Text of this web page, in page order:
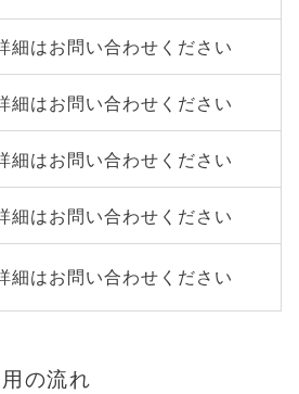
細はお問い合わせください
細はお問い合わせください
細はお問い合わせください
細はお問い合わせください
細はお問い合わせください
の流れ